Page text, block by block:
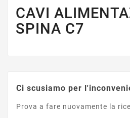
CAVI
SPINA C7
Ci scusiamo per
Prova a fare nuovamente la